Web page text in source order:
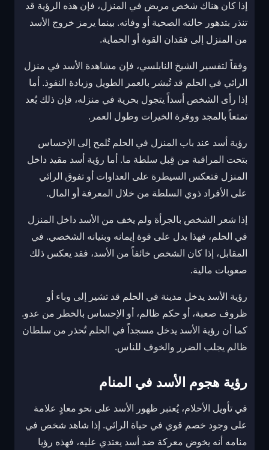
إذا كان هناك شخص مريض في المنزل، فإن هذه الرؤية قد
تنذر بتدهور حالته الصحية أو وفاته. بينما يرمز خروج الأسد
من المنزل إلى فقدان القوة أو الحماية.
وفقاً لتفسير الشيخ النابلسي، فإن مشاهدة الأسد في منزل
الرائي في الحلم قد تُبشر بالعمر الطويل وزيادة النفوذ. أما
إذا رأى الشخص أسداً يتجول بحرية في منزله، فإن ذلك يُعد
تمتعاً بالمجد ووفرة الخيرات وطول العمر.
رؤية أسد عند باب المنزل في الحلم تُلمح إلى الإحساس
بتحت المراقبة من قِبل سلطة ما. أما رؤية أسد مقيد داخل
المنزل فتعكس السيطرة على العداوات أو تفوق الرائي
على الأفراد ذوي السلطة من خلال المعرفة أو المال.
إذا شعر الشخص بالجرأة ولم يخف من الأسد داخل المنزل
في الحلم، فهذا يدل على قوة إيمانه وبنيانه الشخصي. في
المقابل، إذا كان الشخص خائفاً من الأسد، فقد يعكس ذلك
صعوبات مالية.
رؤية الأسد يدخل مدينة في الحلم قد تشير إلى وباء أو
ظروف صعبة، أو حكم ظالم، أو الإحساس بالخطر من عدو.
كما أن رؤية الأسد يدخل مسجداً في الحلم تُحذر من سلطان
ظالم يجلب الضرر والخوف للناس.
رؤية هجوم الأسد في المنام
في تأويل الأحلام، يُعتبر ظهور الأسد على نحو معادٍ علامة
على وجود خصم قوي في حياة الرائي. إذا شاهد شخص في
منامه أنه يخوض معركة ضد أسد يعتدي عليه، فهذه رؤيا